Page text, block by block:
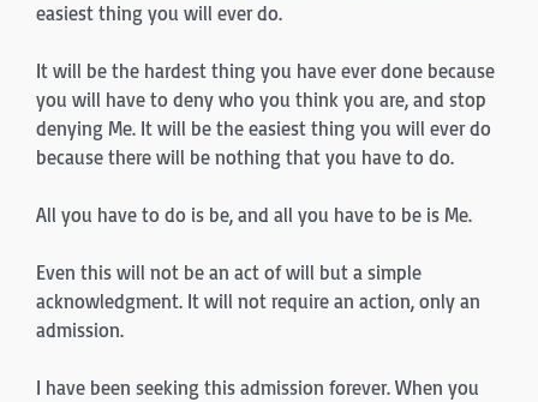
easiest thing you will ever do.
It will be the hardest thing you have ever done because
you will have to deny who you think you are, and stop
denying Me. It will be the easiest thing you will ever do
because there will be nothing that you have to do.
All you have to do is be, and all you have to be is Me.
Even this will not be an act of will but a simple
acknowledgment. It will not require an action, only an
admission.
I have been seeking this admission forever. When you